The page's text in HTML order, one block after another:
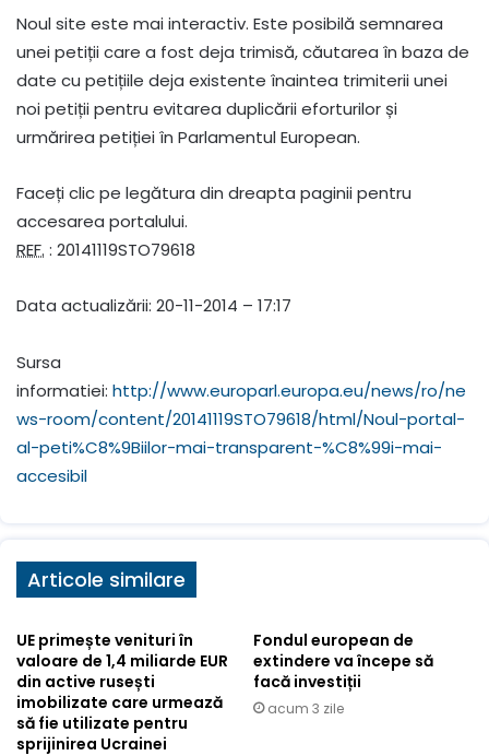
Noul site este mai interactiv. Este posibilă semnarea
unei petiții care a fost deja trimisă, căutarea în baza de
date cu petițiile deja existente înaintea trimiterii unei
noi petiții pentru evitarea duplicării eforturilor și
urmărirea petiției în Parlamentul European.
Faceți clic pe legătura din dreapta paginii pentru
accesarea portalului.
REF. : 20141119STO79618
Data actualizării: 20-11-2014 – 17:17
Sursa
informatiei: http://www.europarl.europa.eu/news/ro/ne
ws-room/content/20141119STO79618/html/Noul-portal-
al-peti%C8%9Biilor-mai-transparent-%C8%99i-mai-
accesibil
Articole similare
UE primește venituri în
valoare de 1,4 miliarde EUR
din active rusești
imobilizate care urmează
să fie utilizate pentru
sprijinirea Ucrainei
Fondul european de
extindere va începe să
facă investiții
acum 3 zile